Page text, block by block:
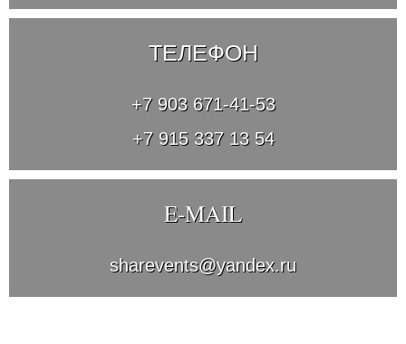
ТЕЛЕФОН
+7 903 671-41-53
+7 915 337 13 54
E-MAIL
sharevents@yandex.ru